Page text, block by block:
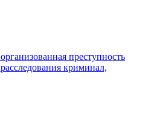
организованная преступность
расследования криминал,